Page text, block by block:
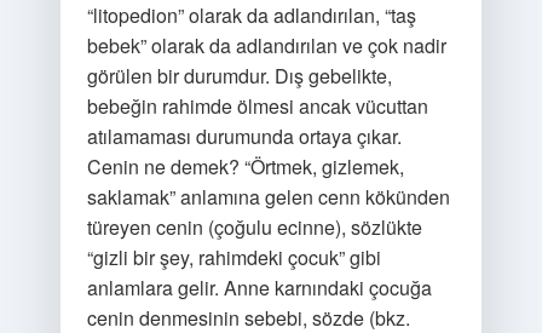
“litopedion” olarak da adlandırılan, “taş
bebek” olarak da adlandırılan ve çok nadir
görülen bir durumdur. Dış gebelikte,
bebeğin rahimde ölmesi ancak vücuttan
atılamaması durumunda ortaya çıkar.
Cenin ne demek? “Örtmek, gizlemek,
saklamak” anlamına gelen cenn kökünden
türeyen cenin (çoğulu ecinne), sözlükte
“gizli bir şey, rahimdeki çocuk” gibi
anlamlara gelir. Anne karnındaki çocuğa
cenin denmesinin sebebi, sözde (bkz.